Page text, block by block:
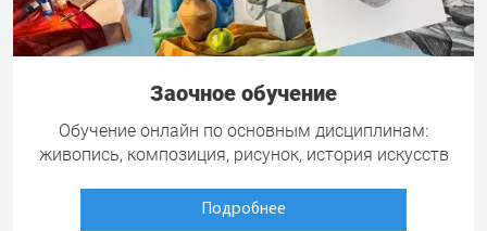
Заочное обучение
Обучение онлайн по основным дисциплинам:
живопись, композиция, рисунок, история искусств
Подробнее